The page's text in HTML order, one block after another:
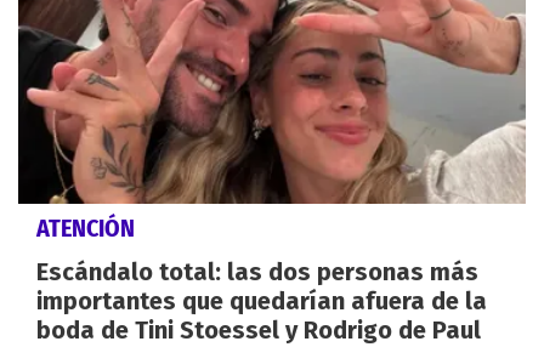
ATENCIÓN
Escándalo total: las dos personas más
importantes que quedarían afuera de la
boda de Tini Stoessel y Rodrigo de Paul